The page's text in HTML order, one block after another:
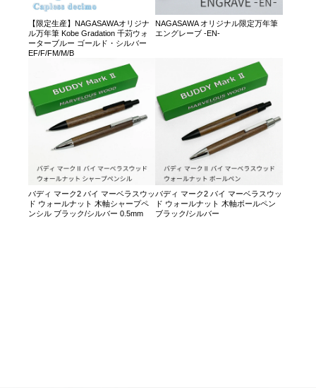
【限定生産】NAGASAWAオリジナ
ル万年筆 Kobe Gradation 千苅ウォ
ーターブルー ゴールド・シルバー
EF/F/FM/M/B
NAGASAWA オリジナル限定万年筆
エングレーブ -EN-
バディ マーク2 バイ マーベラスウッ
ド ウォールナット 木軸シャープペ
ンシル ブラック/シルバー 0.5mm
バディ マーク2 バイ マーベラスウッ
ド ウォールナット 木軸ボールペン
ブラック/シルバー